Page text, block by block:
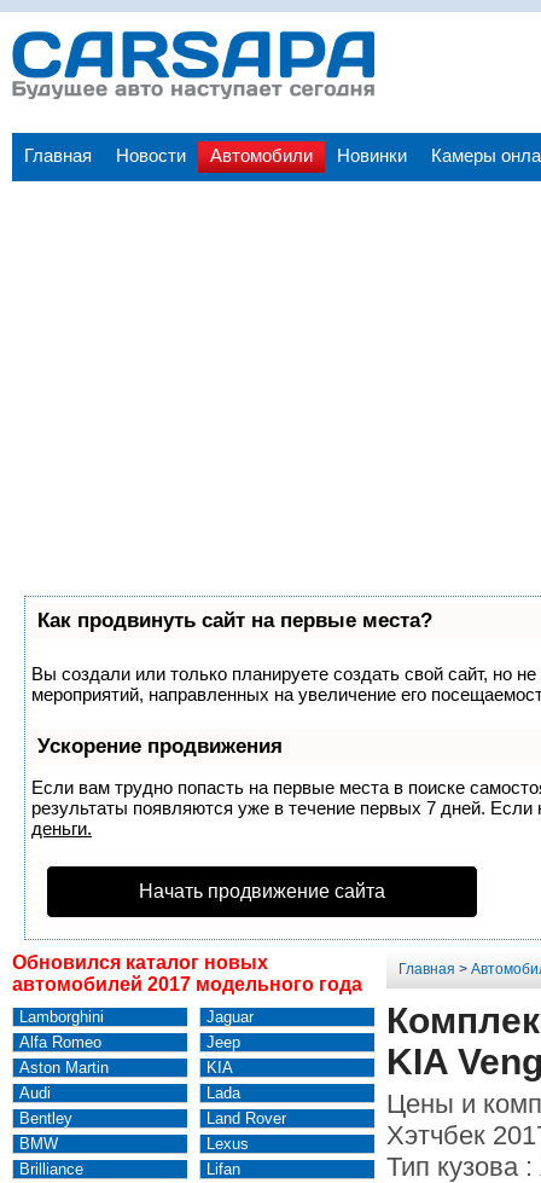
Главная Новости Автомобили Новинки Камеры
Как продвинуть сайт на первые места?
Вы создали или только планируете создать свой сайт, но
мероприятий, направленных на увеличение его
Ускорение продвижения
Если вам трудно попасть на первые места в поиске
результаты появляются уже в течение первых 7 дней.
деньги.
Начать продвижение сайта
Обновился каталог новых
автомобилей 2017 модельного года
Lamborghini
Alfa Romeo
Aston Martin
Audi
Bentley
BMW
Brilliance
Jaguar
Jeep
KIA
Lada
Land Rover
Lexus
Lifan
Главная >
KIA
Цены и
Хэтчбек
Тип кузова :